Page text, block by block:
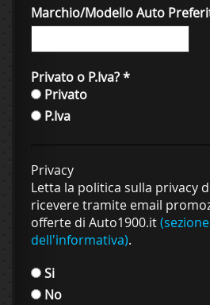
Marchio/Modello Auto
Privato o P.Iva?*
Privato
P.Iva
Privacy
Letta la politica sulla privacy
ricevere tramite email
offerte di Auto1900.it
dell'informativa).
Si
No